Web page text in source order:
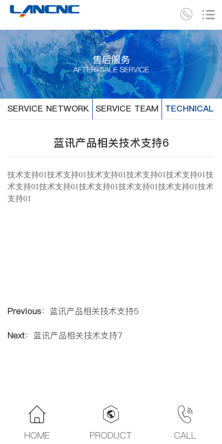
SERVICE NETWORK SERVICE TEAM TECHNICAL
蓝讯产品相关技术支持6
技术支持01技术支持01技术支持01技术支持01技术支持01技
术支持01技术支持01技术支持01技术支持01技术支持01技术
支持01
Previous： 蓝讯产品相关技术支持5
Next： 蓝讯产品相关技术支持7
HOME PRODUCT CALL